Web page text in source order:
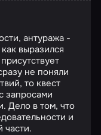
антуража -
выразился
не поняли
то квест
запросами
Дело в том, что
и
части.